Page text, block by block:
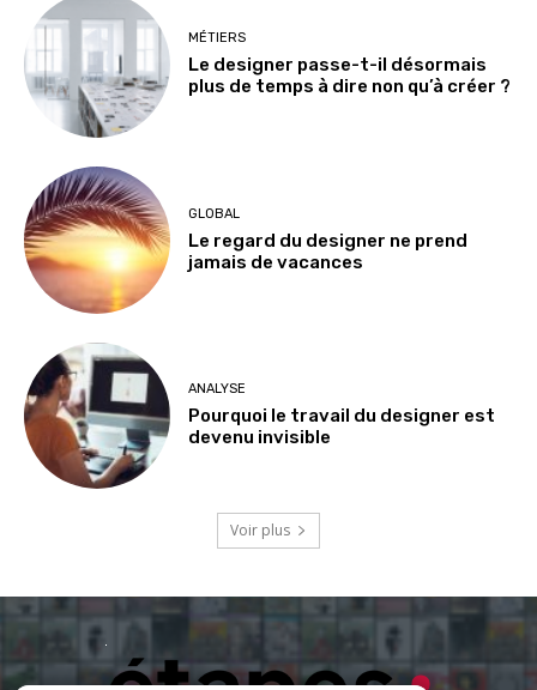
MÉTIERS
Le designer passe-t-il désormais
plus de temps à dire non qu’à créer ?
GLOBAL
Le regard du designer ne prend
jamais de vacances
ANALYSE
Pourquoi le travail du designer est
devenu invisible
Voir plus